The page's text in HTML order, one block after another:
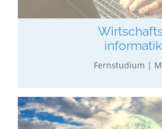
informatik
Fernstudium |
IT Management, IT Modeling
mehr